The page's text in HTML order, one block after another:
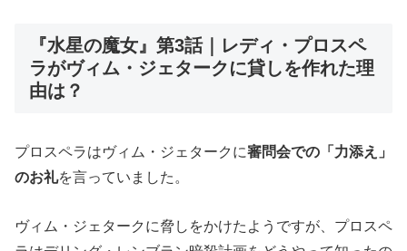
『水星の魔女』第3話｜レディ・プロスペ
ラがヴィム・ジェタークに貸しを作れた理
由は？
プロスペラはヴィム・ジェタークに審問会での「力添え」
のお礼を言っていました。
ヴィム・ジェタークに脅しをかけたようですが、プロスペ